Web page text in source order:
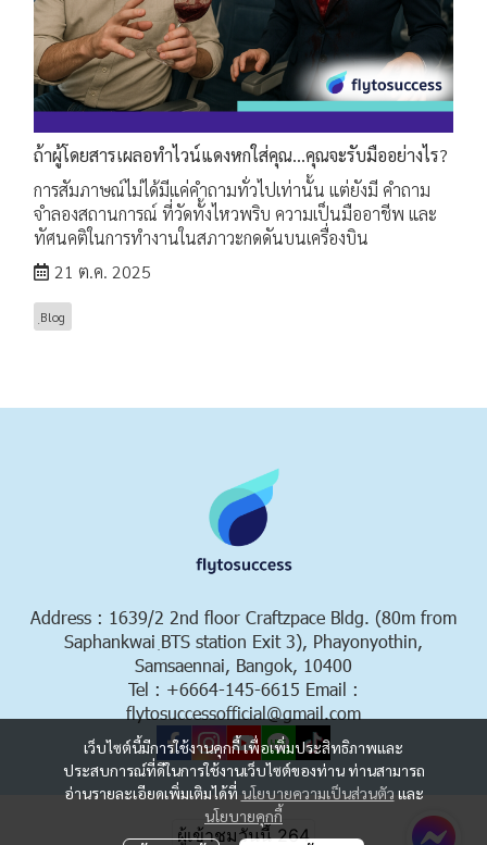
ถ้าผู้โดยสารเผลอทำไวน์แดงหกใส่คุณ...คุณจะรับมืออย่างไร?
การสัมภาษณ์ไม่ได้มีแค่คำถามทั่วไปเท่านั้น แต่ยังมี คำถาม
จำลองสถานการณ์ ที่วัดทั้งไหวพริบ ความเป็นมืออาชีพ และ
ทัศนคติในการทำงานในสภาวะกดดันบนเครื่องบิน
21 ต.ค. 2025
ฺBlog
เว็บไซต์นี้มีการใช้งานคุกกี้ เพื่อเพิ่มประสิทธิภาพและ
ประสบการณ์ที่ดีในการใช้งานเว็บไซต์ของท่าน ท่านสามารถ
อ่านรายละเอียดเพิ่มเติมได้ที่ นโยบายความเป็นส่วนตัว และ
นโยบายคุกกี้
Address : 1639/2 2nd floor Craftzpace Bldg. (80m from
Saphankwai ฺBTS station Exit 3), Phayonyothin,
Samsaennai, Bangok, 10400
Tel : +6664-145-6615 Email :
flytosuccessofficial@gmail.com
Copyright 2023 | All Rights Reserved | Powered by MWE
ผู้เข้าชมวันนี้264